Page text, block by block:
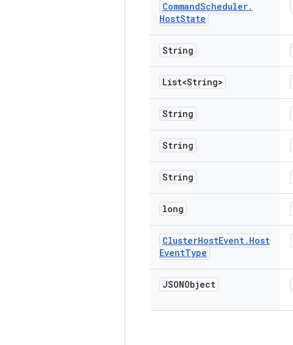
CommandScheduler.
HostState
String
List<String>
String
String
String
long
ClusterHostEvent. Host
EventType
JSONObject